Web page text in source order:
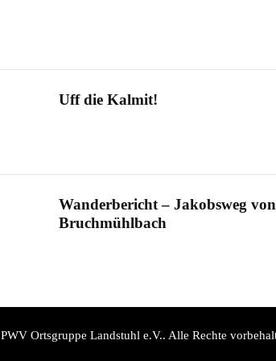
Uff die Kalmit!
Wanderbericht – Jakobsweg
Bruchmühlbach
PWV Ortsgruppe Landstuhl e.V.. Alle Rechte